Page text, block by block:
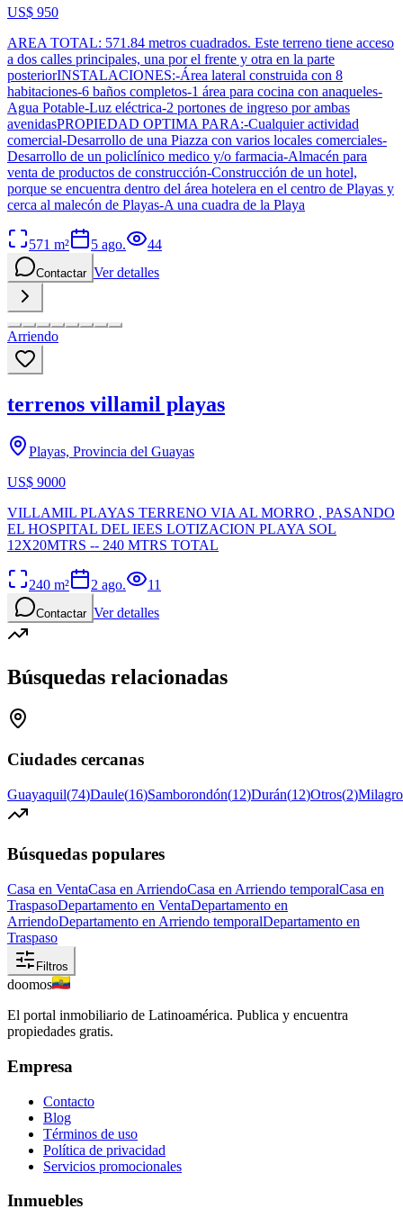
US$ 950
AREA TOTAL: 571.84 metros cuadrados. Este terreno tiene acceso
a dos calles principales, una por el frente y otra en la parte
posteriorINSTALACIONES:-Área lateral construida con 8
habitaciones-6 baños completos-1 área para cocina con anaqueles-
Agua Potable-Luz eléctrica-2 portones de ingreso por ambas
avenidasPROPIEDAD OPTIMA PARA:-Cualquier actividad
comercial-Desarrollo de una Piazza con varios locales comerciales-
Desarrollo de un policlínico medico y/o farmacia-Almacén para
venta de productos de construcción-Construcción de un hotel,
porque se encuentra dentro del área hotelera en el centro de Playas y
cerca al malecón de Playas-A una cuadra de la Playa
571 m² 5 ago. 44
Contactar Ver detalles
Arriendo
terrenos villamil playas
Playas, Provincia del Guayas
US$ 9000
VILLAMIL PLAYAS TERRENO VIA AL MORRO , PASANDO
EL HOSPITAL DEL IEES LOTIZACION PLAYA SOL
12X20MTRS -- 240 MTRS TOTAL
240 m² 2 ago. 11
Contactar Ver detalles
Búsquedas relacionadas
Ciudades cercanas
Guayaquil(74)Daule(16)Samborondón(12)Durán(12)Otros(2)Milagro
Búsquedas populares
Casa en VentaCasa en ArriendoCasa en Arriendo temporalCasa en
TraspasoDepartamento en VentaDepartamento en
ArriendoDepartamento en Arriendo temporalDepartamento en
Traspaso
Filtros
doomos
El portal inmobiliario de Latinoamérica. Publica y encuentra
propiedades gratis.
Empresa
Contacto
Blog
Términos de uso
Política de privacidad
Servicios promocionales
Inmuebles